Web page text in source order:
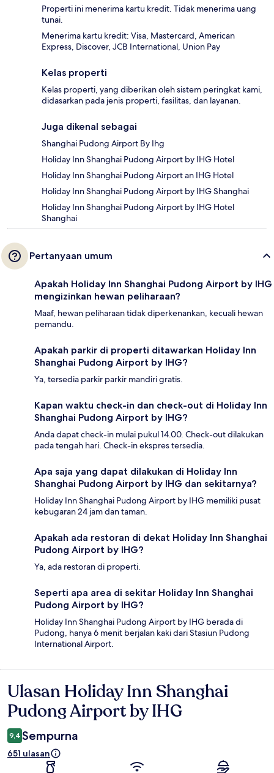
Properti ini menerima kartu kredit. Tidak menerima uang
tunai.
Menerima kartu kredit: Visa, Mastercard, American
Express, Discover, JCB International, Union Pay
Kelas properti
Kelas properti, yang diberikan oleh sistem peringkat kami,
didasarkan pada jenis properti, fasilitas, dan layanan.
Juga dikenal sebagai
Shanghai Pudong Airport By Ihg
Holiday Inn Shanghai Pudong Airport by IHG Hotel
Holiday Inn Shanghai Pudong Airport an IHG Hotel
Holiday Inn Shanghai Pudong Airport by IHG Shanghai
Holiday Inn Shanghai Pudong Airport by IHG Hotel
Shanghai
Pertanyaan umum
Apakah Holiday Inn Shanghai Pudong Airport by IHG
mengizinkan hewan peliharaan?
Maaf, hewan peliharaan tidak diperkenankan, kecuali hewan
pemandu.
Apakah parkir di properti ditawarkan Holiday Inn
Shanghai Pudong Airport by IHG?
Ya, tersedia parkir parkir mandiri gratis.
Kapan waktu check-in dan check-out di Holiday Inn
Shanghai Pudong Airport by IHG?
Anda dapat check-in mulai pukul 14.00. Check-out dilakukan
pada tengah hari. Check-in ekspres tersedia.
Apa saja yang dapat dilakukan di Holiday Inn
Shanghai Pudong Airport by IHG dan sekitarnya?
Holiday Inn Shanghai Pudong Airport by IHG memiliki pusat
kebugaran 24 jam dan taman.
Apakah ada restoran di dekat Holiday Inn Shanghai
Pudong Airport by IHG?
Ya, ada restoran di properti.
Seperti apa area di sekitar Holiday Inn Shanghai
Pudong Airport by IHG?
Holiday Inn Shanghai Pudong Airport by IHG berada di
Pudong, hanya 6 menit berjalan kaki dari Stasiun Pudong
International Airport.
Ulasan
Ulasan Holiday Inn Shanghai
Pudong Airport by IHG
9,4 Sempurna
651 ulasan